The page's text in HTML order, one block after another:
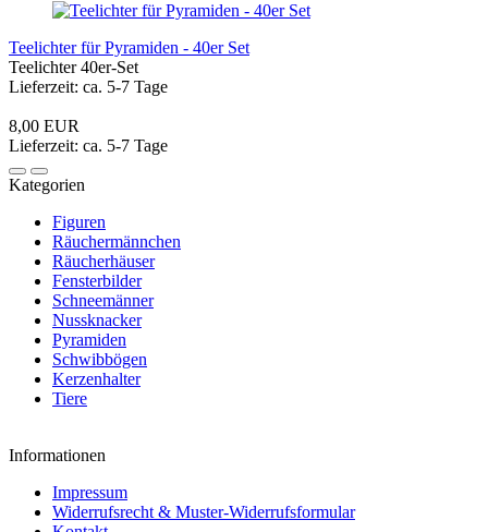
Teelichter für Pyramiden - 40er Set
Teelichter 40er-Set
Lieferzeit: ca. 5-7 Tage
8,00 EUR
Lieferzeit: ca. 5-7 Tage
Kategorien
Figuren
Räuchermännchen
Räucherhäuser
Fensterbilder
Schneemänner
Nussknacker
Pyramiden
Schwibbögen
Kerzenhalter
Tiere
Informationen
Impressum
Widerrufsrecht & Muster-Widerrufsformular